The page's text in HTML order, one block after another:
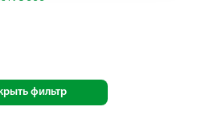
фильтр